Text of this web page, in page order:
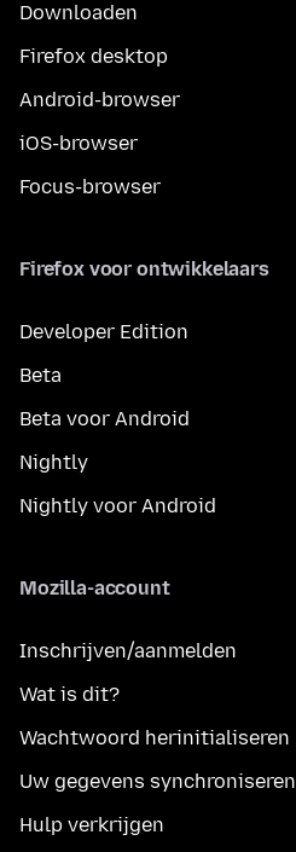
Downloaden
Firefox desktop
Android-browser
iOS-browser
Focus-browser
Firefox voor ontwikkelaars
Developer Edition
Beta
Beta voor Android
Nightly
Nightly voor Android
Mozilla-account
Inschrijven/aanmelden
Wat is dit?
Wachtwoord herinitialiseren
Uw gegevens synchroniseren
Hulp verkrijgen